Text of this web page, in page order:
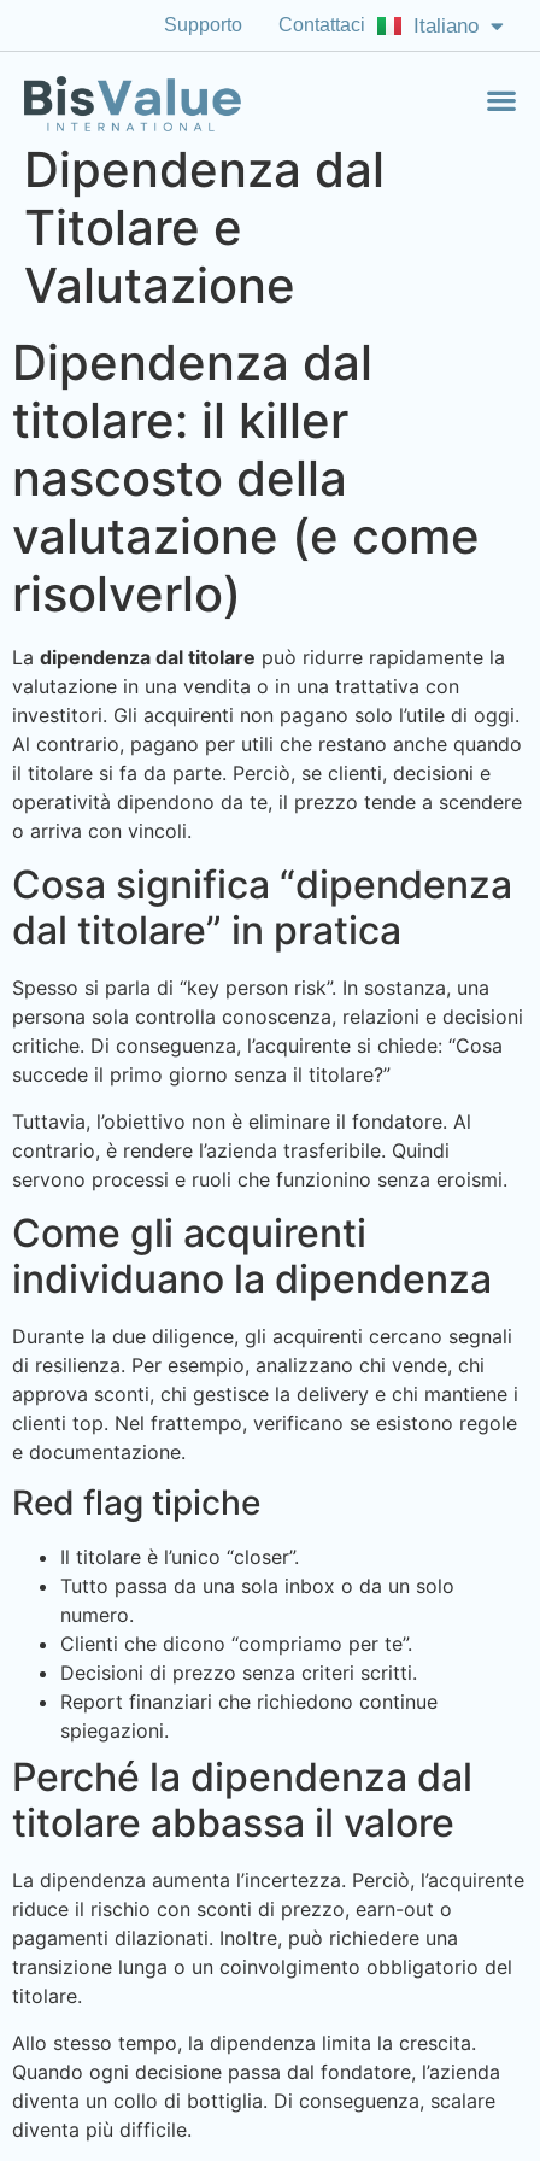
Supporto Contattaci Italiano
English (US)
Dipendenza dal
Titolare e
Valutazione
Dipendenza dal
titolare: il killer
nascosto della
valutazione (e come
risolverlo)
La dipendenza dal titolare può ridurre rapidamente la
valutazione in una vendita o in una trattativa con
investitori. Gli acquirenti non pagano solo l’utile di oggi.
Al contrario, pagano per utili che restano anche quando
il titolare si fa da parte. Perciò, se clienti, decisioni e
operatività dipendono da te, il prezzo tende a scendere
o arriva con vincoli.
Cosa significa “dipendenza
dal titolare” in pratica
Spesso si parla di “key person risk”. In sostanza, una
persona sola controlla conoscenza, relazioni e decisioni
critiche. Di conseguenza, l’acquirente si chiede: “Cosa
succede il primo giorno senza il titolare?”
Tuttavia, l’obiettivo non è eliminare il fondatore. Al
contrario, è rendere l’azienda trasferibile. Quindi
servono processi e ruoli che funzionino senza eroismi.
Come gli acquirenti
individuano la dipendenza
Durante la due diligence, gli acquirenti cercano segnali
di resilienza. Per esempio, analizzano chi vende, chi
approva sconti, chi gestisce la delivery e chi mantiene i
clienti top. Nel frattempo, verificano se esistono regole
e documentazione.
Red flag tipiche
Il titolare è l’unico “closer”.
Tutto passa da una sola inbox o da un solo
numero.
Clienti che dicono “compriamo per te”.
Decisioni di prezzo senza criteri scritti.
Report finanziari che richiedono continue
spiegazioni.
Perché la dipendenza dal
titolare abbassa il valore
La dipendenza aumenta l’incertezza. Perciò, l’acquirente
riduce il rischio con sconti di prezzo, earn-out o
pagamenti dilazionati. Inoltre, può richiedere una
transizione lunga o un coinvolgimento obbligatorio del
titolare.
Allo stesso tempo, la dipendenza limita la crescita.
Quando ogni decisione passa dal fondatore, l’azienda
diventa un collo di bottiglia. Di conseguenza, scalare
diventa più difficile.